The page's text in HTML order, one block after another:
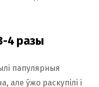
4 разы
папулярныя
але ўжо раскупілі і